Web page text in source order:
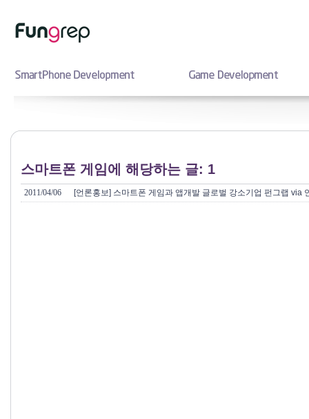
스마트폰 게임에 해당하는 글: 1
2011/04/06 [언론홍보] 스마트폰 게임과 앱개발 글로벌 강소기업 펀그랩 via